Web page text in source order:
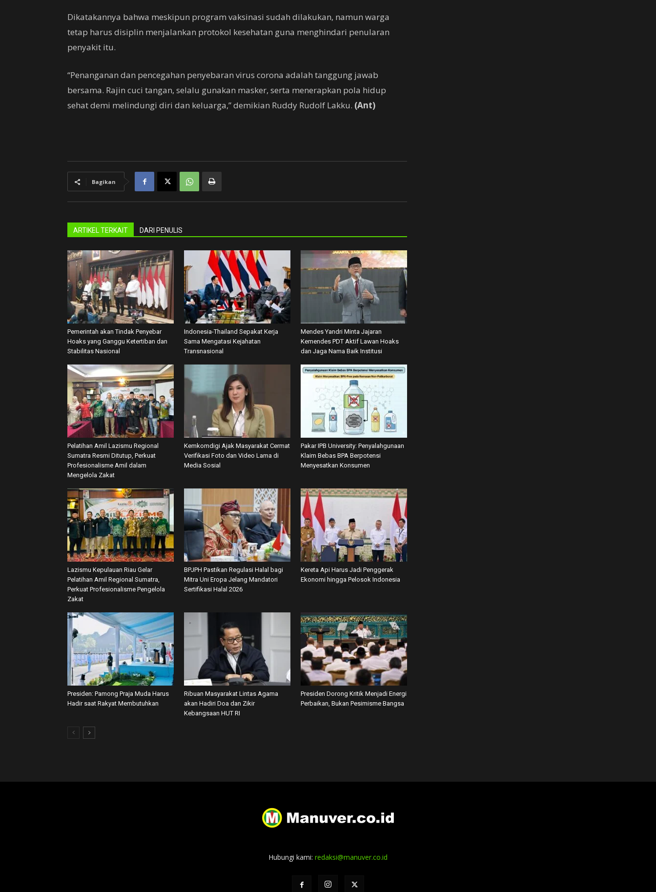
Dikatakannya bahwa meskipun program vaksinasi sudah dilakukan, namun warga
tetap harus disiplin menjalankan protokol kesehatan guna menghindari penularan
penyakit itu.
“Penanganan dan pencegahan penyebaran virus corona adalah tanggung jawab
bersama. Rajin cuci tangan, selalu gunakan masker, serta menerapkan pola hidup
sehat demi melindungi diri dan keluarga,” demikian Ruddy Rudolf Lakku. (Ant)
Bagikan
ARTIKEL TERKAIT DARI PENULIS
Pemerintah akan Tindak Penyebar
Hoaks yang Ganggu Ketertiban dan
Stabilitas Nasional
Indonesia-Thailand Sepakat Kerja
Sama Mengatasi Kejahatan
Transnasional
Mendes Yandri Minta Jajaran
Kemendes PDT Aktif Lawan Hoaks
dan Jaga Nama Baik Institusi
Pelatihan Amil Lazismu Regional
Sumatra Resmi Ditutup, Perkuat
Profesionalisme Amil dalam
Mengelola Zakat
Kemkomdigi Ajak Masyarakat Cermat
Verifikasi Foto dan Video Lama di
Media Sosial
Pakar IPB University: Penyalahgunaan
Klaim Bebas BPA Berpotensi
Menyesatkan Konsumen
Lazismu Kepulauan Riau Gelar
Pelatihan Amil Regional Sumatra,
Perkuat Profesionalisme Pengelola
Zakat
BPJPH Pastikan Regulasi Halal bagi
Mitra Uni Eropa Jelang Mandatori
Sertifikasi Halal 2026
Kereta Api Harus Jadi Penggerak
Ekonomi hingga Pelosok Indonesia
Presiden: Pamong Praja Muda Harus
Hadir saat Rakyat Membutuhkan
Ribuan Masyarakat Lintas Agama
akan Hadiri Doa dan Zikir
Kebangsaan HUT RI
Presiden Dorong Kritik Menjadi Energi
Perbaikan, Bukan Pesimisme Bangsa
Hubungi kami: redaksi@manuver.co.id